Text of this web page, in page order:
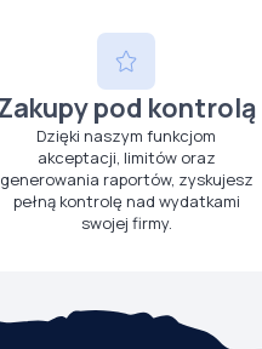
pod kontrolą
Dzięki naszym funkcjom
akceptacji, limitów oraz
generowania raportów, zyskujesz
pełną kontrolę nad wydatkami
swojej firmy.